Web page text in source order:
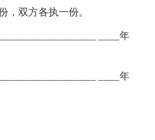
，双方各执一份。
____年
____年